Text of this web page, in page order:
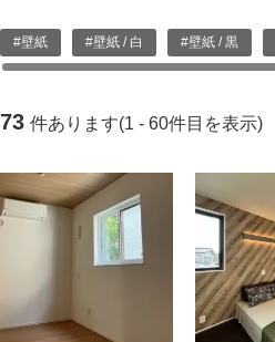
#壁紙 #壁紙 / 白 #壁紙 / 黒
73 件あります(1 - 60件目を表示)